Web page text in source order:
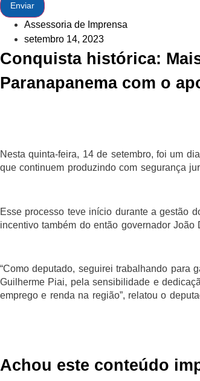
Enviar
Assessoria de Imprensa
setembro 14, 2023
Conquista histórica:
Paranapanema com o
Nesta quinta-feira, 14 de setembro, foi um
que continuem produzindo com segurança
Esse processo teve início durante a gestão
incentivo também do então governador
“Como deputado, seguirei trabalhando para
Guilherme Piai, pela sensibilidade e
emprego e renda na região”, relatou o
Achou este conteúdo